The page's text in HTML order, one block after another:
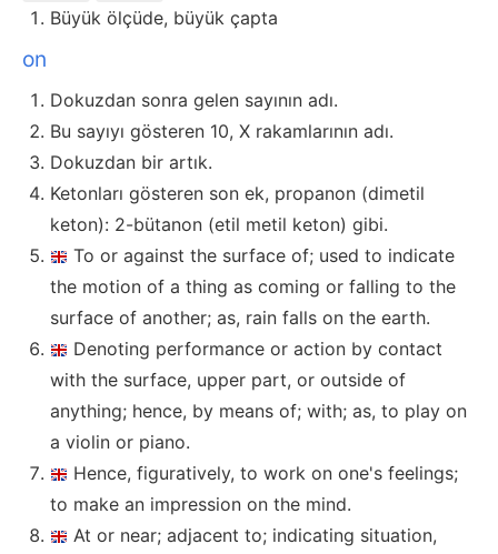
Büyük ölçüde, büyük çapta
on
Dokuzdan sonra gelen sayının adı.
Bu sayıyı gösteren 10, X rakamlarının adı.
Dokuzdan bir artık.
Ketonları gösteren son ek, propanon (dimetil
keton): 2-bütanon (etil metil keton) gibi.
To or against the surface of; used to indicate
the motion of a thing as coming or falling to the
surface of another; as, rain falls on the earth.
Denoting performance or action by contact
with the surface, upper part, or outside of
anything; hence, by means of; with; as, to play on
a violin or piano.
Hence, figuratively, to work on one's feelings;
to make an impression on the mind.
At or near; adjacent to; indicating situation,